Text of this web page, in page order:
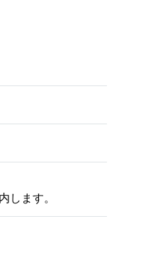
します。